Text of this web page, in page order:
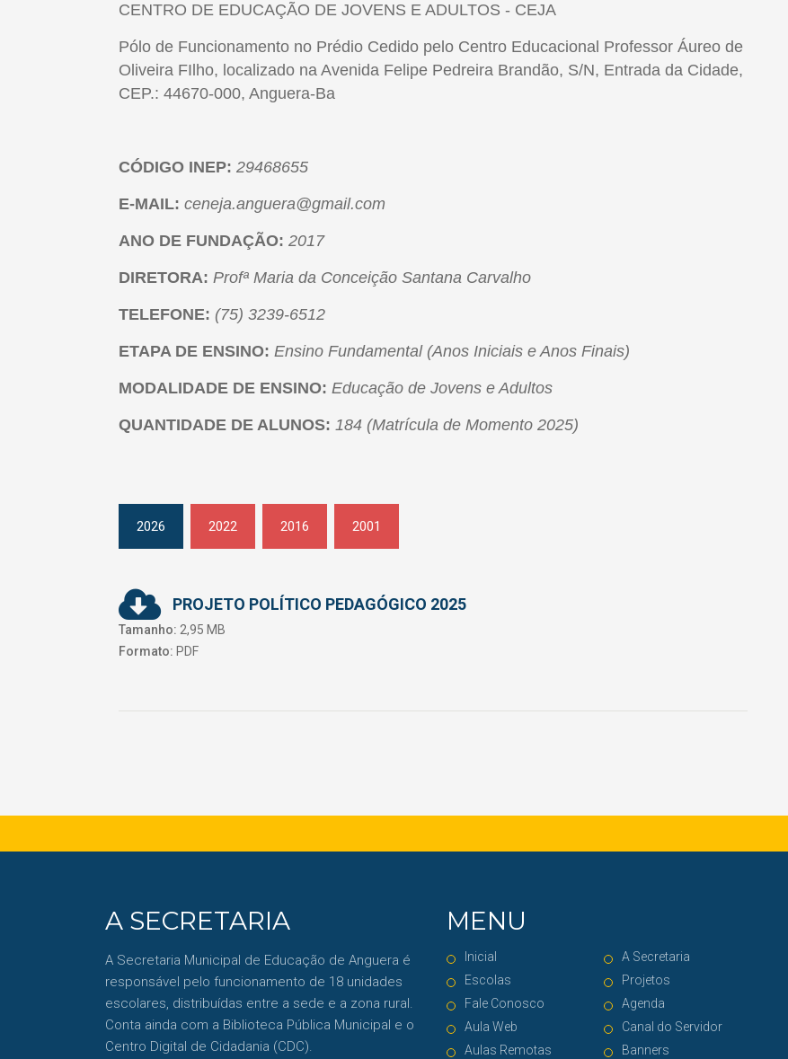
CENTRO DE EDUCAÇÃO DE JOVENS E ADULTOS - CEJA
Pólo de Funcionamento no Prédio Cedido pelo Centro Educacional Professor Áureo de
Oliveira FIlho, localizado na Avenida Felipe Pedreira Brandão, S/N, Entrada da Cidade,
CEP.: 44670-000, Anguera-Ba
CÓDIGO INEP: 29468655
E-MAIL: ceneja.anguera@gmail.com
ANO DE FUNDAÇÃO: 2017
DIRETORA: Profª Maria da Conceição Santana Carvalho
TELEFONE: (75) 3239-6512
ETAPA DE ENSINO: Ensino Fundamental (Anos Iniciais e Anos Finais)
MODALIDADE DE ENSINO: Educação de Jovens e Adultos
QUANTIDADE DE ALUNOS: 184 (Matrícula de Momento 2025)
2026 2022 2016 2001
PROJETO POLÍTICO PEDAGÓGICO 2025
Tamanho: 2,95 MB
Formato: PDF
A SECRETARIA
A Secretaria Municipal de Educação de Anguera é
responsável pelo funcionamento de 18 unidades
escolares, distribuídas entre a sede e a zona rural.
Conta ainda com a Biblioteca Pública Municipal e o
Centro Digital de Cidadania (CDC).
MENU
Inicial
A Secretaria
Escolas
Projetos
Fale Conosco
Agenda
Aula Web
Canal do Servidor
Aulas Remotas
Banners